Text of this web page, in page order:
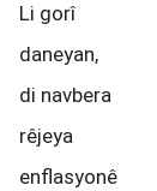
Li gorî
daneyan,
di navbera
rêjeya
enflasyonê